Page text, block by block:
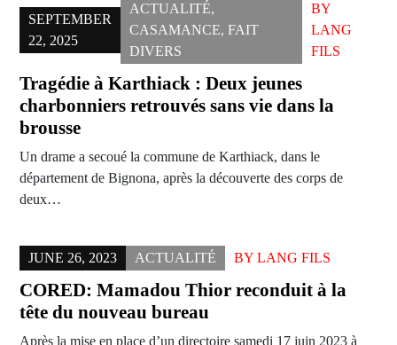
SEPTEMBER
22, 2025
ACTUALITÉ,
CASAMANCE, FAIT
DIVERS
BY
LANG
FILS
Tragédie à Karthiack : Deux jeunes
charbonniers retrouvés sans vie dans la
brousse
Un drame a secoué la commune de Karthiack, dans le
département de Bignona, après la découverte des corps de
deux…
JUNE 26, 2023 ACTUALITÉ BY LANG FILS
CORED: Mamadou Thior reconduit à la
tête du nouveau bureau
Après la mise en place d’un directoire samedi 17 juin 2023 à